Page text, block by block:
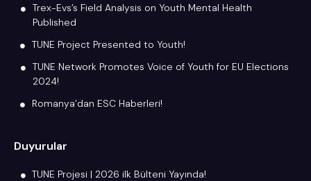
Trex-Evs’s Field Analysis on Youth Mental Health
Published
TUNE Project Presented to Youth!
TUNE Network Promotes Voice of Youth for EU Elections
2024!
Romanya’dan ESC Haberleri!
Duyurular
TUNE Projesi | 2026 ilk Bülteni Yayında!